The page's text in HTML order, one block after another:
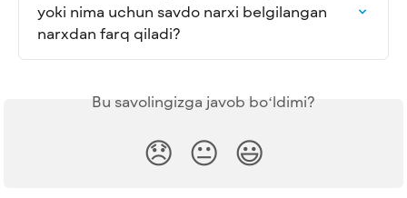
yoki nima uchun savdo narxi belgilangan
narxdan farq qiladi?
Bu savolingizga javob boʻldimi?
😞 😐 😃